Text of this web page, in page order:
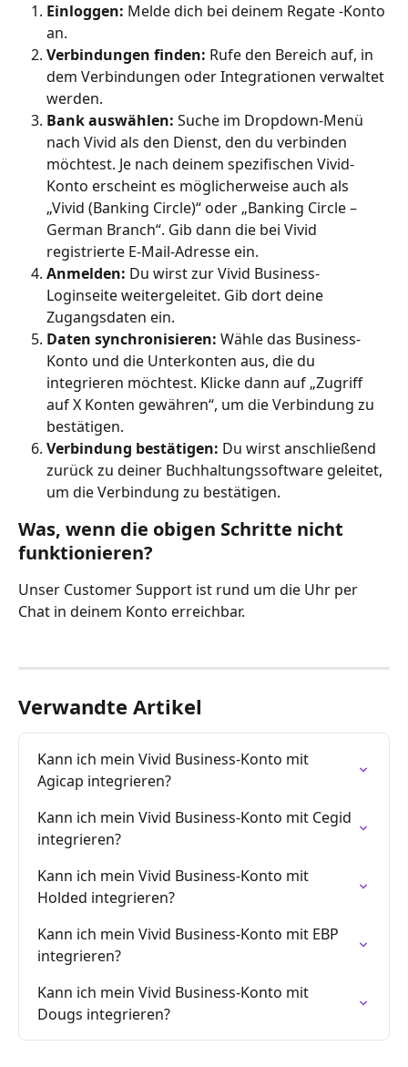
Einloggen: Melde dich bei deinem Regate -Konto
an.
Verbindungen finden: Rufe den Bereich auf, in
dem Verbindungen oder Integrationen verwaltet
werden.
Bank auswählen: Suche im Dropdown-Menü
nach Vivid als den Dienst, den du verbinden
möchtest. Je nach deinem spezifischen Vivid-
Konto erscheint es möglicherweise auch als
„Vivid (Banking Circle)“ oder „Banking Circle –
German Branch“. Gib dann die bei Vivid
registrierte E-Mail-Adresse ein.
Anmelden: Du wirst zur Vivid Business-
Loginseite weitergeleitet. Gib dort deine
Zugangsdaten ein.
Daten synchronisieren: Wähle das Business-
Konto und die Unterkonten aus, die du
integrieren möchtest. Klicke dann auf „Zugriff
auf X Konten gewähren“, um die Verbindung zu
bestätigen.
Verbindung bestätigen: Du wirst anschließend
zurück zu deiner Buchhaltungssoftware geleitet,
um die Verbindung zu bestätigen.
Was, wenn die obigen Schritte nicht
funktionieren?
Unser Customer Support ist rund um die Uhr per
Chat in deinem Konto erreichbar.
Verwandte Artikel
Kann ich mein Vivid Business-Konto mit
Agicap integrieren?
Kann ich mein Vivid Business-Konto mit Cegid
integrieren?
Kann ich mein Vivid Business-Konto mit
Holded integrieren?
Kann ich mein Vivid Business-Konto mit EBP
integrieren?
Kann ich mein Vivid Business-Konto mit
Dougs integrieren?